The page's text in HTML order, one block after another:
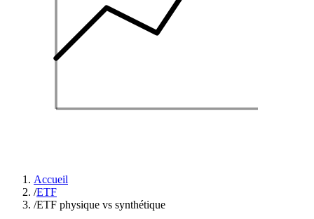
Accueil
/ETF
/ETF physique vs synthétique